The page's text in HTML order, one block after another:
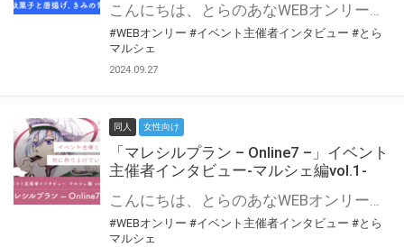
こんにちは、とらのあなWEBオンリー運営スタッフです。 新たにお届けする、イベント主催者インタビュー-マルシェ編-は、 とらのあなWEBオンリー「マルシェ」をご利用の主催様に 「マルシェ」を使ってイベントを開催した感想や心がけをお聞きする企画です。 今回は、WEBオンリー初開催「駄菓子と唐揚げ、きみの青」より、 主催のぎこ六屋様にお話を伺いました。 協力：ぎこ六屋様／イベント公式Twitter（@krkgwks） とらのあなWEBオンリー「マルシェ」とは？ WEBオンリーでリアルタイムでコミュニケーションがとれるオンライン会場です。
#WEBオンリー #イベント主催者インタビュー #とら
マルシェ
2024.09.27
同人 女性向け
「マレシルプラン – Online7 –」イベント
主催者インタビュー-マルシェ編vol.1-
こんにちは、とらのあなWEBオンリー運営スタッフです。 新たにお届けする、イベント主催者インタビュー-マルシェ編-は、 とらのあなWEBオンリー「マルシェ」をご利用した主催様に 「マルシェ」を使って開催した感想や心がけをお聞きする企画です。 今回は、WEBオンリー開催7回目迎えた「マレシルプラン – Online7 –」より、 主催の玉川うた様にお話を伺いました。 ▼マレシルプランのインタビュー前回記事 「イベント主催者インタビュー vol.6」はこちら 協力：玉川うた様（マレシルプラン実行委員会 代表）／イベント公式Twitter（@mallesil_plan） とらのあなWEBオンリー「マルシェ」とは？ WEBオンリーでリアルタイムでコミュニケーションがとれるオンライン会場です。
#WEBオンリー #イベント主催者インタビュー #とら
マルシェ